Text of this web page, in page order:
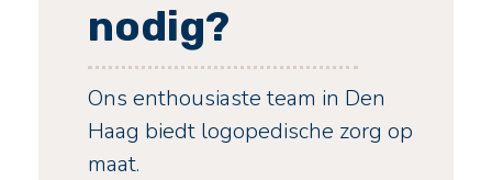
nodig?
Ons enthousiaste team in Den
Haag biedt logopedische zorg op
maat.